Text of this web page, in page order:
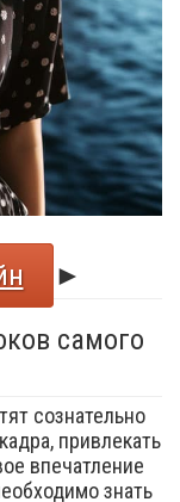
►
самого
сознательно
привлекать
впечатление
знать